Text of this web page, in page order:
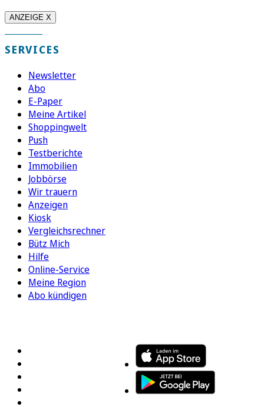
ANZEIGE X
SERVICES
Newsletter
Abo
E-Paper
Meine Artikel
Shoppingwelt
Push
Testberichte
Immobilien
Jobbörse
Wir trauern
Anzeigen
Kiosk
Vergleichsrechner
Bütz Mich
Hilfe
Online-Service
Meine Region
Abo kündigen